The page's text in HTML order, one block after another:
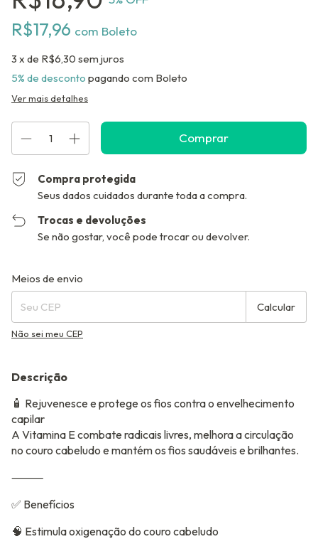
R$17,96 com Boleto
3 x de R$6,30 sem juros
5% de desconto pagando com Boleto
Ver mais detalhes
Compra protegida
Seus dados cuidados durante toda a compra.
Trocas e devoluções
Se não gostar, você pode trocar ou devolver.
Entregas para o CEP:
Meios de envio
Calcular
Não sei meu CEP
Descrição
🧴 Rejuvenesce e protege os fios contra o envelhecimento
capilar
A Vitamina E combate radicais livres, melhora a circulação
no couro cabeludo e mantém os fios saudáveis e brilhantes.
⸻
✅ Benefícios
🧠 Estimula oxigenação do couro cabeludo